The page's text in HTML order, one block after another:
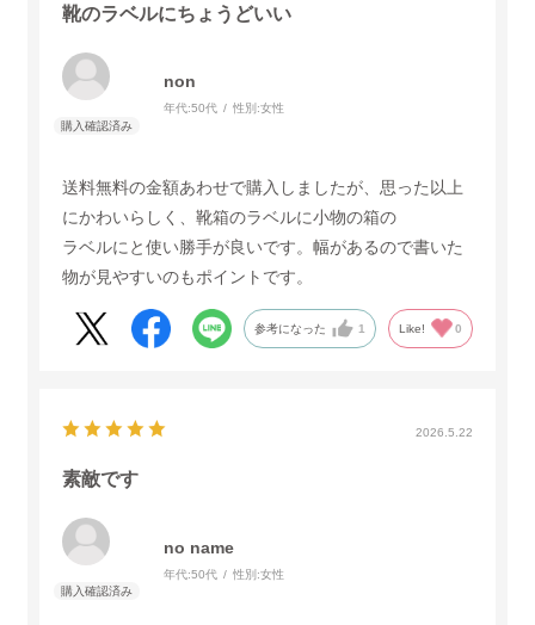
靴のラベルにちょうどいい
non
年代:50代 性別:女性
送料無料の金額あわせで購入しましたが、思った以上
にかわいらしく、靴箱のラベルに小物の箱の
ラベルにと使い勝手が良いです。幅があるので書いた
物が見やすいのもポイントです。
参考になった 1 Like! 0
2026.5.22
素敵です
no name
年代:50代 性別:女性